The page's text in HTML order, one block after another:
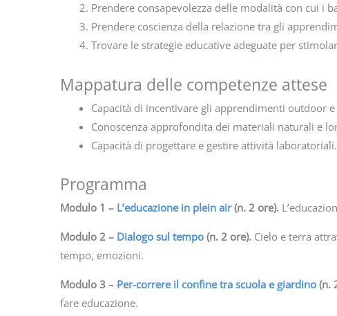
Prendere consapevolezza delle modalità con cui i
Prendere coscienza della relazione tra gli
Trovare le strategie educative adeguate per
Mappatura delle competenze attese
Capacità di incentivare gli apprendimenti outdoor
Conoscenza approfondita dei materiali naturali e
Capacità di progettare e gestire attività laboratoriali.
Programma
Modulo 1 – L’educazione in plein air(n. 2 ore).
Modulo 2 – Dialogo sul tempo (n. 2 ore). Cielo e terra
tempo, emozioni.
Modulo 3 – Per-correre il confine tra scuola e giardino (n.
fare educazione.